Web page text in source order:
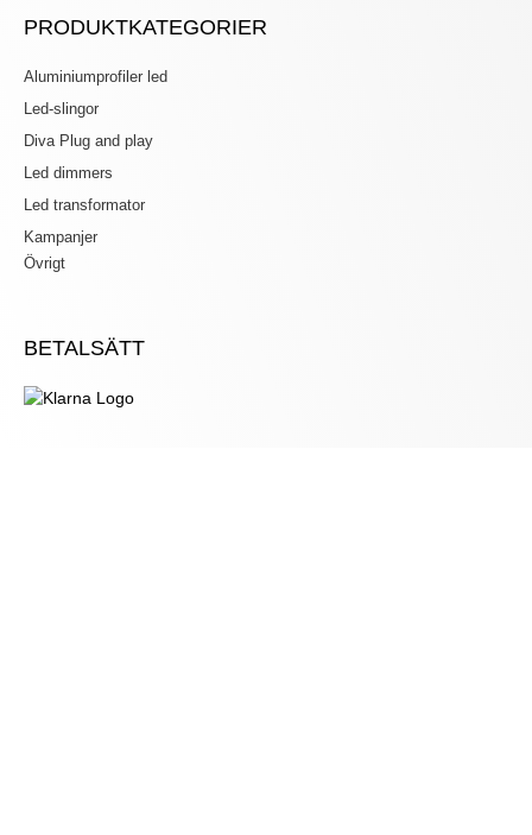
PRODUKTKATEGORIER
Aluminiumprofiler led
Led-slingor
Diva Plug and play
Led dimmers
Led transformator
Kampanjer
Övrigt
BETALSÄTT